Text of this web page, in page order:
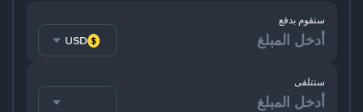
ستقوم بدفع
USD
ستتلقى